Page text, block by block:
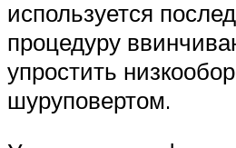
используется
процедуру
упростить
шуруповертом.